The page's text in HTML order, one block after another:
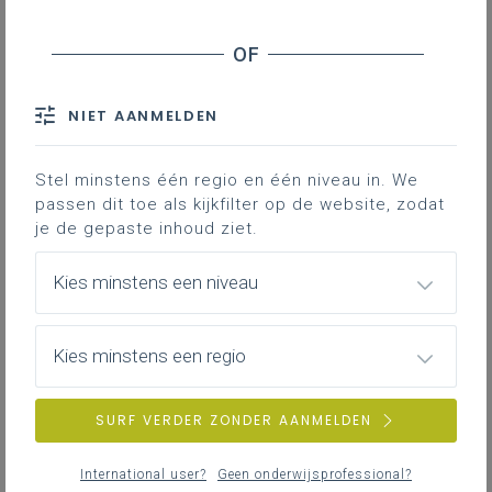
Leerplichtonderwijs - Directiewissels
Nederlands als tweede taal (NT2)
Leerlingen - Overstap na eerste jaar secundair
onderwijs
Onderwijsinspectie - Planlastcalculator
Nederlands spreken
Studietoelagen - Gemiddelde doorlooptijden (2)
Platform 'allesoverpesten.be' - Stand van zaken
Verplicht slagen voor de starttoets
NIET AANMELDEN
Stel minstens één regio en één niveau in. We
passen dit toe als kijkfilter op de website, zodat
je de gepaste inhoud ziet.
Kies minstens een niveau
Kies minstens een regio
SURF VERDER ZONDER AANMELDEN
International user? Geen onderwijsprofessional?